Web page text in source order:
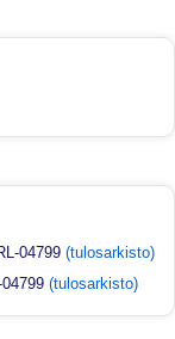
04799 (tulosarkisto)
(tulosarkisto)